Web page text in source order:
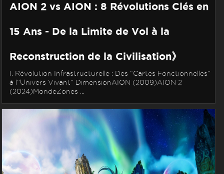
AION 2 vs AION : 8 Révolutions Clés en
15 Ans - De la Limite de Vol à la
Reconstruction de la Civilisation》
I. Révolution Infrastructurelle : Des “Cartes Fonctionnelles”
à l”Univers Vivant” DimensionAION (2009)AION 2
(2024)MondeZones ...